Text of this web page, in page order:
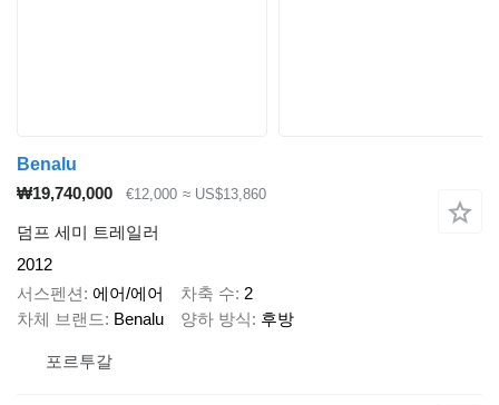
Benalu
₩19,740,000
€12,000 ≈ US$13,860
덤프 세미 트레일러
2012
서스펜션 에어/에어 차축 수 2
차체 브랜드
Benalu 양하 방식 후방
포르투갈